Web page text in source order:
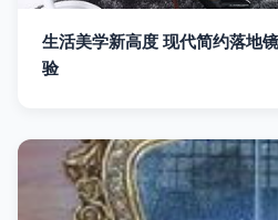
生活美学新高度 现代简约落地
验